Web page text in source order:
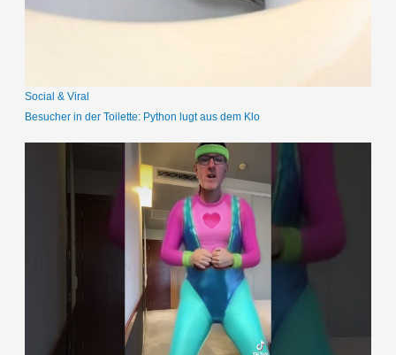
c
Social & Viral
Besucher in der Toilette: Python lugt aus dem Klo